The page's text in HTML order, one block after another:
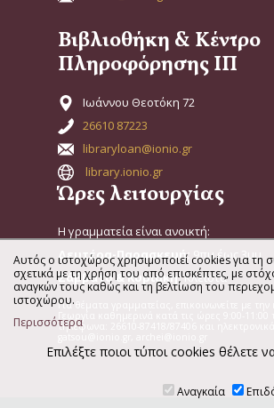
Βιβλιοθήκη & Κέντρο
Πληροφόρησης ΙΠ
Ιωάννου Θεοτόκη 72
26610 87223
libraryloan@ionio.gr
library.ionio.gr
Ώρες λειτουργίας
Η γραμματεία είναι ανοικτή:
Δευτέρα-Παρασκευή: 9πμ έως 3μμ
Σάββατο & Κυριακή:Κλειστά
Για θέματα γραμματείας, επικοινωνείτε με την
τηλέφωνα: 26610-87418/87406 και
Αυτός ο ιστοχώρος χρησιμοποιεί cookies για τη
σχετικά με τη χρήση του από επισκέπτες, με
αναγκών τους καθώς και τη βελτίωση του
ιστοχώρου.
Περισσότερα
Επιλέξτε ποιοι τύποι cookies θέλετε
Αναγκαία